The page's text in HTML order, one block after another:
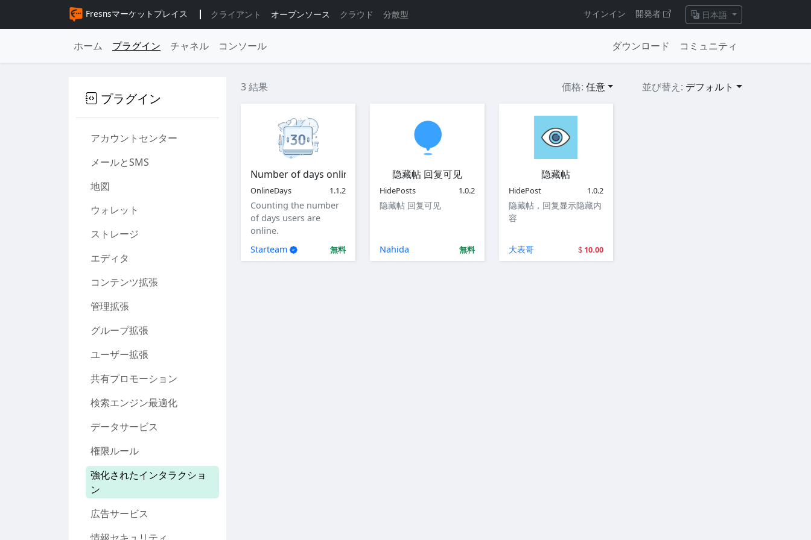
Fresnsマーケットプレイス クライアント オープンソース クラウド 分散型 サインイン 開発者 日本語
ホーム プラグイン チャネル コンソール ダウンロード コミュニティ
プラグイン
アカウントセンター
メールとSMS
地図
ウォレット
ストレージ
エディタ
コンテンツ拡張
管理拡張
グループ拡張
ユーザー拡張
共有プロモーション
検索エンジン最適化
データサービス
権限ルール
強化されたインタラクショ
ン
広告サービス
3 結果 価格: 任意 並び替え: デフォルト
Number of days online
OnlineDays 1.1.2
Counting the number
of days users are
online.
Starteam
無料
隐藏帖 回复可见
HidePosts 1.0.2
隐藏帖 回复可见
Nahida 無料
隐藏帖
HidePost 1.0.2
隐藏帖，回复显示隐藏内
容
大表哥 10.00